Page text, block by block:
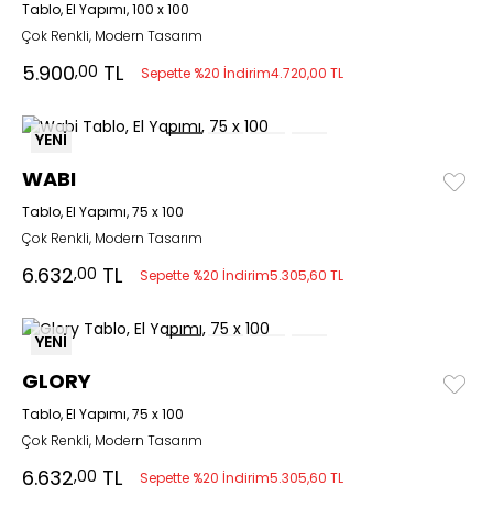
Tablo, El Yapımı, 100 x 100
Çok Renkli, Modern Tasarım
5.900,00 TL Sepette %20 İndirim4.720,00 TL
YENİ
WABI
Tablo, El Yapımı, 75 x 100
Çok Renkli, Modern Tasarım
6.632,00 TL Sepette %20 İndirim5.305,60 TL
YENİ
GLORY
Tablo, El Yapımı, 75 x 100
Çok Renkli, Modern Tasarım
6.632,00 TL Sepette %20 İndirim5.305,60 TL